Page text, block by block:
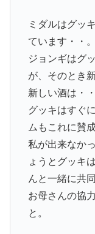
ミダルはグッ
ています・・。
ジョンギはグ
が、そのとき
新しい酒は・
グッキはすぐ
ムもこれに賛
私が出来なか
ょうとグッキ
んと一緒に共
お母さんの協
と。